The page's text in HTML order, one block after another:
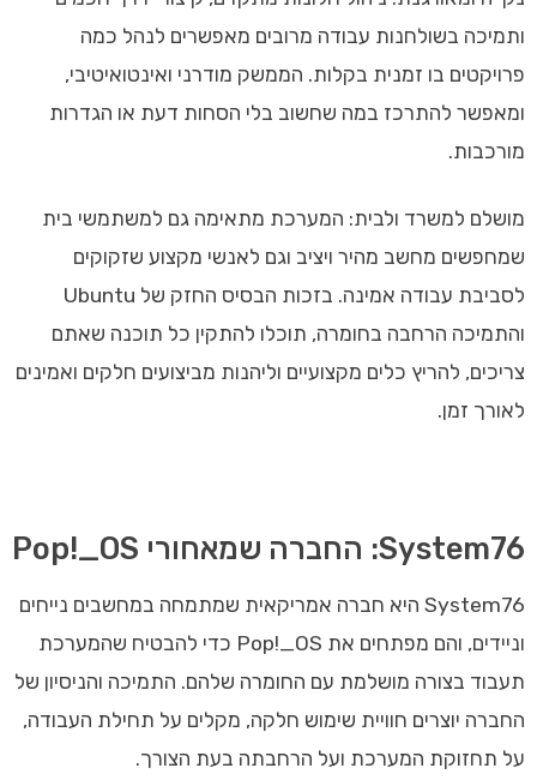
ותמיכה בשולחנות עבודה מרובים מאפשרים לנהל כמה
פרויקטים בו זמנית בקלות. הממשק מודרני ואינטואיטיבי,
ומאפשר להתרכז במה שחשוב בלי הסחות דעת או הגדרות
מורכבות.
מושלם למשרד ולבית: המערכת מתאימה גם למשתמשי בית
שמחפשים מחשב מהיר ויציב וגם לאנשי מקצוע שזקוקים
לסביבת עבודה אמינה. בזכות הבסיס החזק של Ubuntu
והתמיכה הרחבה בחומרה, תוכלו להתקין כל תוכנה שאתם
צריכים, להריץ כלים מקצועיים וליהנות מביצועים חלקים ואמינים
לאורך זמן.
System76: החברה שמאחורי Pop!_OS
System76 היא חברה אמריקאית שמתמחה במחשבים נייחים
וניידים, והם מפתחים את Pop!_OS כדי להבטיח שהמערכת
תעבוד בצורה מושלמת עם החומרה שלהם. התמיכה והניסיון של
החברה יוצרים חוויית שימוש חלקה, מקלים על תחילת העבודה,
על תחזוקת המערכת ועל הרחבתה בעת הצורך.